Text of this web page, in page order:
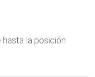
hasta la posición